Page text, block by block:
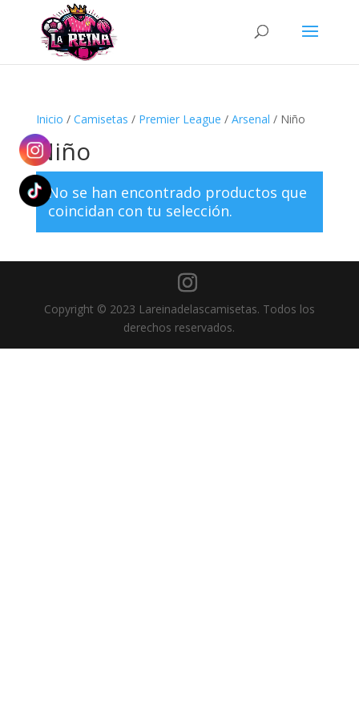
Búsqueda
productos
Inicio / Camisetas / Premier League / Arsenal / Niño
Niño
No se han encontrado productos que
coincidan con tu selección.
Copyright © 2023 Lareinadelascamisetas. Todos los
derechos reservados.